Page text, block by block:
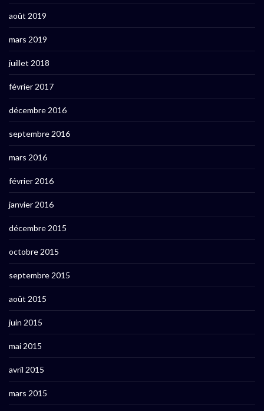
août 2019
mars 2019
juillet 2018
février 2017
décembre 2016
septembre 2016
mars 2016
février 2016
janvier 2016
décembre 2015
octobre 2015
septembre 2015
août 2015
juin 2015
mai 2015
avril 2015
mars 2015